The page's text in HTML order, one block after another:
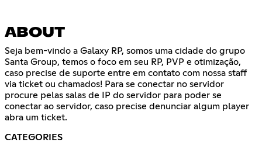
ABOUT
Seja bem-vindo a Galaxy RP, somos uma cidade do grupo
Santa Group, temos o foco em seu RP, PVP e otimização,
caso precise de suporte entre em contato com nossa staff
via ticket ou chamados! Para se conectar no servidor
procure pelas salas de IP do servidor para poder se
conectar ao servidor, caso precise denunciar algum player
abra um ticket.
CATEGORIES